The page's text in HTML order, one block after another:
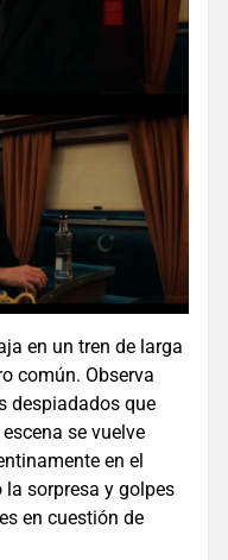
en un tren de larga
común. Observa
despiadados que
se vuelve
en el
sorpresa y golpes
en cuestión de